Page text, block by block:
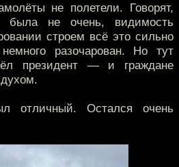
не полетели. Говорят,
была не очень, видимость
строем всё это сильно
разочарован. Но тут
президент — и граждане
отличный. Остался очень